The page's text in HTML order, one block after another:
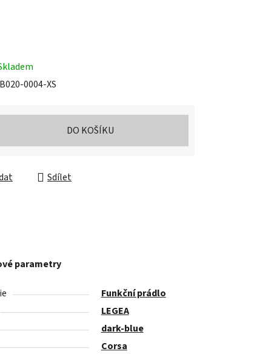
B020-0004-XS
DO KOŠÍKU
Sdílet
parametry
Funkční prádlo
LEGEA
dark-blue
Corsa